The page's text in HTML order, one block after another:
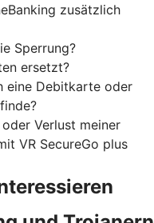
zusätzlich
Sperrung?
ersetzt?
eine Debitkarte oder
Verlust meiner
VR SecureGo plus